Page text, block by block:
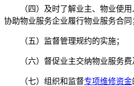
（四）及时了解业主、物业使
协助物业服务企业履行物业服务合同
（五）监督管理规约的实施；
（六）督促业主交纳物业服务费
（七）组织和监督专项维修资金